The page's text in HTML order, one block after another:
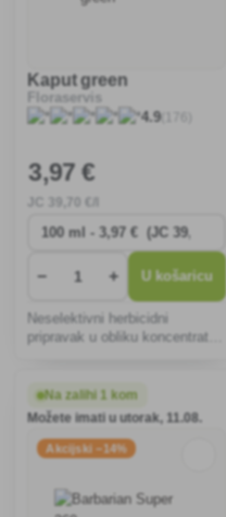
Kaput green
Floraservis
4.9(176)
3,97 €
,70 €/l
− + U košaricu
Neselektivni herbicidni
pripravak u obliku koncentrata
korova.
Na zalihi 1 kom
Možete imati u utorak, 11.08.
Akcijski −14%